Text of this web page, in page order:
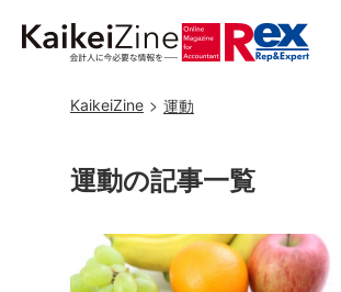
KaikeiZine 運動
運動の記事一覧